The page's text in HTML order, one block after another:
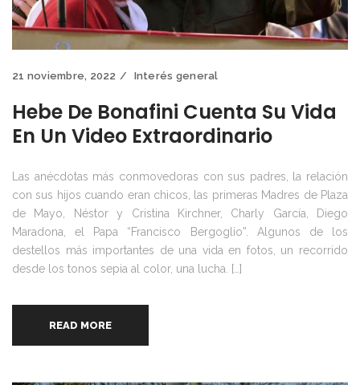
21 noviembre, 2022 Interés general
Hebe De Bonafini Cuenta Su Vida
En Un Video Extraordinario
Las anécdotas más conmovedoras con sus padres, la relación
con sus hijos cuando eran chicos, las primeras Madres de Plaza
de Mayo, Néstor y Cristina Kirchner, Charly García, Diego
Maradona, el Papa “Francisco Bergoglio”. Algunos de los
destellos más importantes de una vida en fotos, un recorrido
desde los tonos sepia al color, una lucha. […]
READ MORE